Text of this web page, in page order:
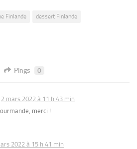
Finlande dessert Finlande
Pings 0
2 mars 2022 à 11 h 43 min
merci !
2022 à 15 h 41 min